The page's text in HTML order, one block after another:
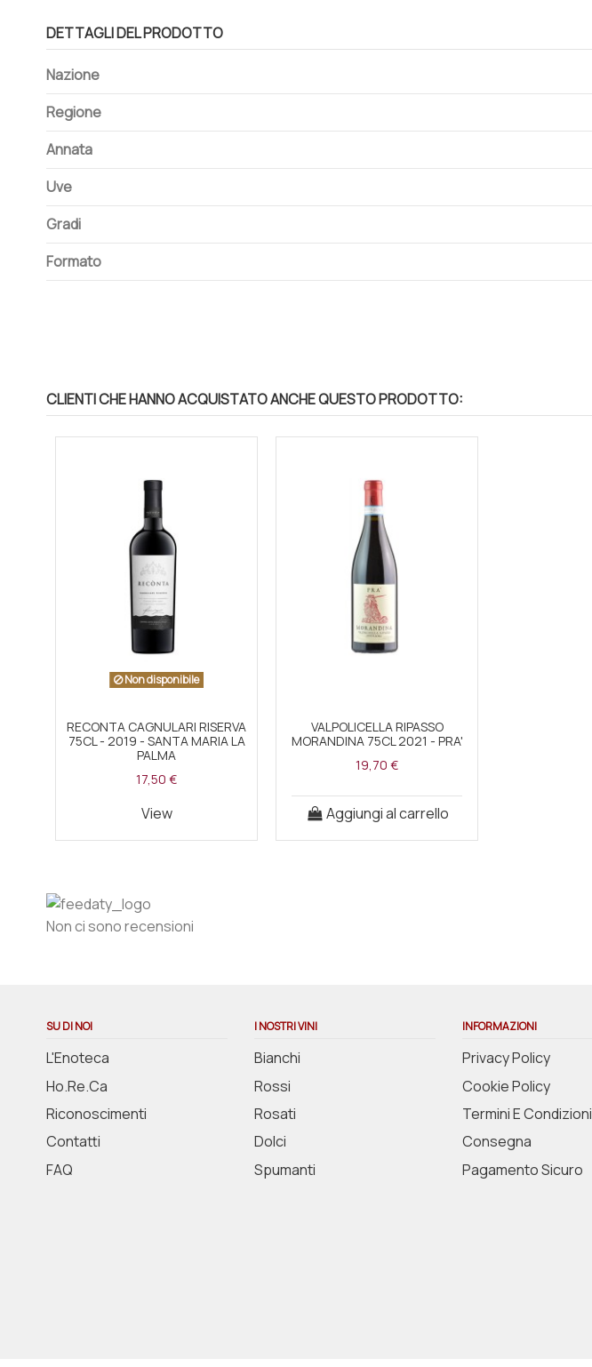
DETTAGLI DEL PRODOTTO
Nazione
Regione
Annata
Uve
Gradi
Formato
CLIENTI CHE HANNO ACQUISTATO ANCHE QUESTO PRODOTTO:
Non disponibile
RECONTA CAGNULARI RISERVA
75CL - 2019 - SANTA MARIA LA
PALMA
17,50 €
View
VALPOLICELLA RIPASSO
MORANDINA 75CL 2021 - PRA'
19,70 €
Aggiungi al carrello
Non ci sono recensioni
SU DI NOI
L'Enoteca
Ho.Re.Ca
Riconoscimenti
Contatti
FAQ
I NOSTRI VINI
Bianchi
Rossi
Rosati
Dolci
Spumanti
INFORMAZIONI
Privacy Policy
Cookie Policy
Termini E Condizioni
Consegna
Pagamento Sicuro